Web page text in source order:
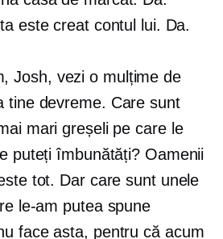
este creat contul lui. Da.
Josh, vezi o mulțime de
tine devreme. Care sunt
mari greșeli pe care le
puteți îmbunătăți? Oamenii
tot. Dar care sunt unele
le-am putea spune
face asta, pentru că acum